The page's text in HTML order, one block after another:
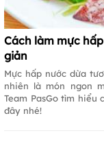
Cách làm mực
giản
Mực hấp nước dừa
nhiên là món ngon
Team PasGo tìm hiểu
đây nhé!